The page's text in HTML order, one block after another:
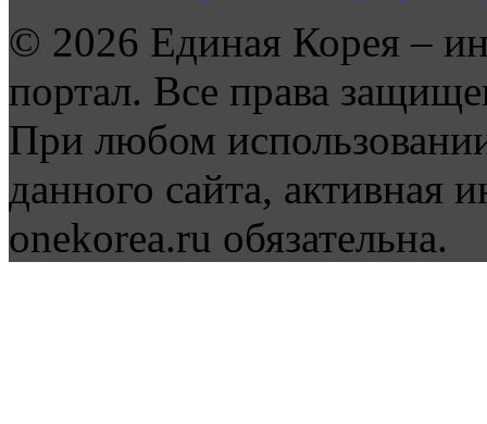
© 2026 Единая Корея –
портал. Все права
При любом
данного сайта, активная
onekorea.ru обязательна.